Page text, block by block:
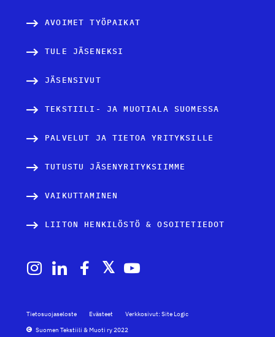
AVOIMET TYÖPAIKAT
TULE JÄSENEKSI
JÄSENSIVUT
TEKSTIILI- JA MUOTIALA SUOMESSA
PALVELUT JA TIETOA YRITYKSILLE
TUTUSTU JÄSENYRITYKSIIMME
VAIKUTTAMINEN
LIITON HENKILÖSTÖ & OSOITETIEDOT
Tietosuojaseloste Evästeet
Verkkosivut: Site Logic
Suomen Tekstiili & Muoti ry 2022